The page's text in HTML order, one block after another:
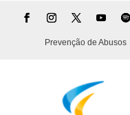
Prevenção de Abusos